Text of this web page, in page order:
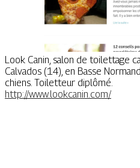
Look Canin, salon de toilettage
Calvados (14), en Basse
chiens. Toiletteur diplômé.
http://www.lookcanin.com/